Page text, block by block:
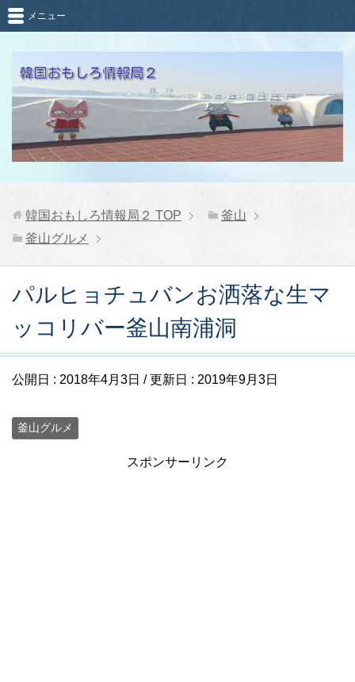
メニュー
韓国おもしろ情報局２ TOP
釜山
釜山グルメ
パルヒョチュバンお洒落な生マ
ッコリバー釜山南浦洞
公開日 : 2018年4月3日 / 更新日 : 2019年9月3日
釜山グルメ
スポンサーリンク